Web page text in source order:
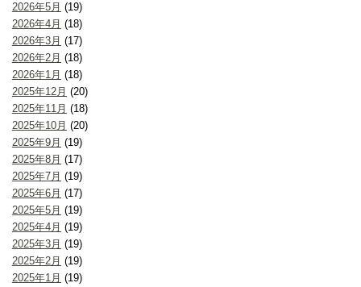
2026年5月 (19)
2026年4月 (18)
2026年3月 (17)
2026年2月 (18)
2026年1月 (18)
2025年12月 (20)
2025年11月 (18)
2025年10月 (20)
2025年9月 (19)
2025年8月 (17)
2025年7月 (19)
2025年6月 (17)
2025年5月 (19)
2025年4月 (19)
2025年3月 (19)
2025年2月 (19)
2025年1月 (19)